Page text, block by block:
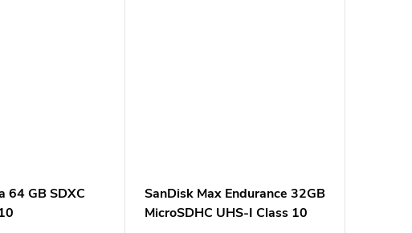
64 GB SDXC
SanDisk Max Endurance 32GB
MicroSDHC UHS-I Class 10